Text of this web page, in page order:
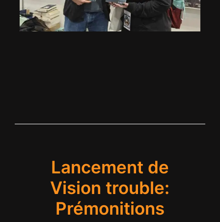
Lancement de
Vision trouble:
Prémonitions